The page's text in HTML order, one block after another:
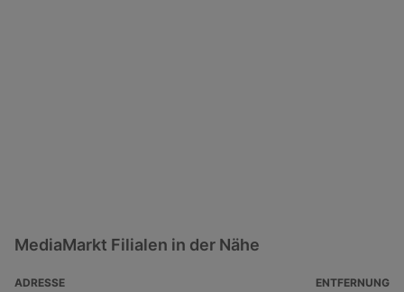
MediaMarkt Filialen in der Nähe
ADRESSE ENTFERNUNG